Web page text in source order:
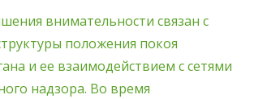
внимательности связан с
положения покоя
и ее взаимодействием с сетями
надзора. Во время